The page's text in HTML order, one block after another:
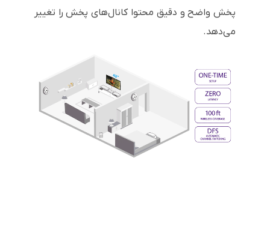
پخش واضح و دقیق محتوا کانال‌های پخش را تغییر
می‌دهد.